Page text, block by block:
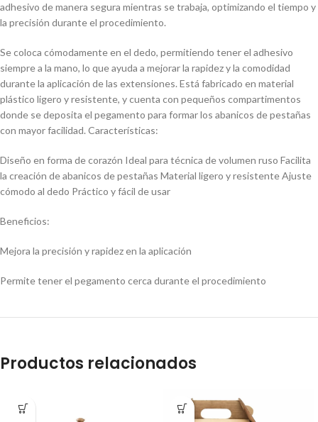
adhesivo de manera segura mientras se trabaja, optimizando el tiempo y
la precisión durante el procedimiento.
Se coloca cómodamente en el dedo, permitiendo tener el adhesivo
siempre a la mano, lo que ayuda a mejorar la rapidez y la comodidad
durante la aplicación de las extensiones. Está fabricado en material
plástico ligero y resistente, y cuenta con pequeños compartimentos
donde se deposita el pegamento para formar los abanicos de pestañas
con mayor facilidad. Características:
Diseño en forma de corazón Ideal para técnica de volumen ruso Facilita
la creación de abanicos de pestañas Material ligero y resistente Ajuste
cómodo al dedo Práctico y fácil de usar
Beneficios:
Mejora la precisión y rapidez en la aplicación
Permite tener el pegamento cerca durante el procedimiento
Productos relacionados